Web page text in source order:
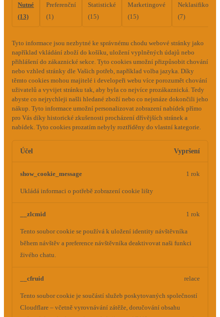
Nutné
(13)
Preferenční
(1)
Statistické
(15)
Marketingové
(15)
(7)
Tyto informace jsou nezbytné ke správnému chodu webové stránky jako
například vkládání zboží do košíku, uložení vyplněných údajů nebo
přihlášení do zákaznické sekce. Tyto cookies umožní přizpůsobit chování
nebo vzhled stránky dle Vašich potřeb, například volba jazyka. Díky
těmto cookies mohou majitelé i developeři webu více porozumět chování
uživatelů a vyvijet stránku tak, aby byla co nejvíce prozákaznická. Tedy
abyste co nejrychleji našli hledané zboží nebo co nejsnáze dokončili jeho
nákup. Tyto informace umožní personalizovat zobrazení nabídek přímo
pro Vás díky historické zkušenosti procházení dřívějších stránek a
nabídek. Tyto cookies prozatím nebyly roztříděny do vlastní kategorie.
Účel Vypršení
show_cookie_message
Ukládá informaci o potřebě zobrazení cookie lišty
1 rok
__zlcmid
Tento soubor cookie se používá k uložení identity návštěvníka
během návštěv a preference návštěvníka deaktivovat naši funkci
živého chatu.
1 rok
__cfruid
Tento soubor cookie je součástí služeb poskytovaných společností
Cloudflare – včetně vyrovnávání zátěže, doručování obsahu
relace